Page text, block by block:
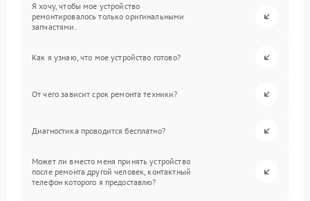
Я хочу, чтобы мое устройство
ремонтировалось только оригинальными
запчастями.
Как я узнаю, что мое устройство готово?
От чего зависит срок ремонта техники?
Диагностика проводится бесплатно?
Может ли вместо меня принять устройство
после ремонта другой человек, контактный
телефон которого я предоставлю?